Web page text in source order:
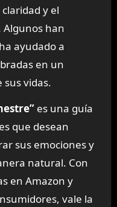
y el
han
ayudado a
en un
vidas.
es una guía
que desean
sus emociones y
natural. Con
en Amazon y
vale la